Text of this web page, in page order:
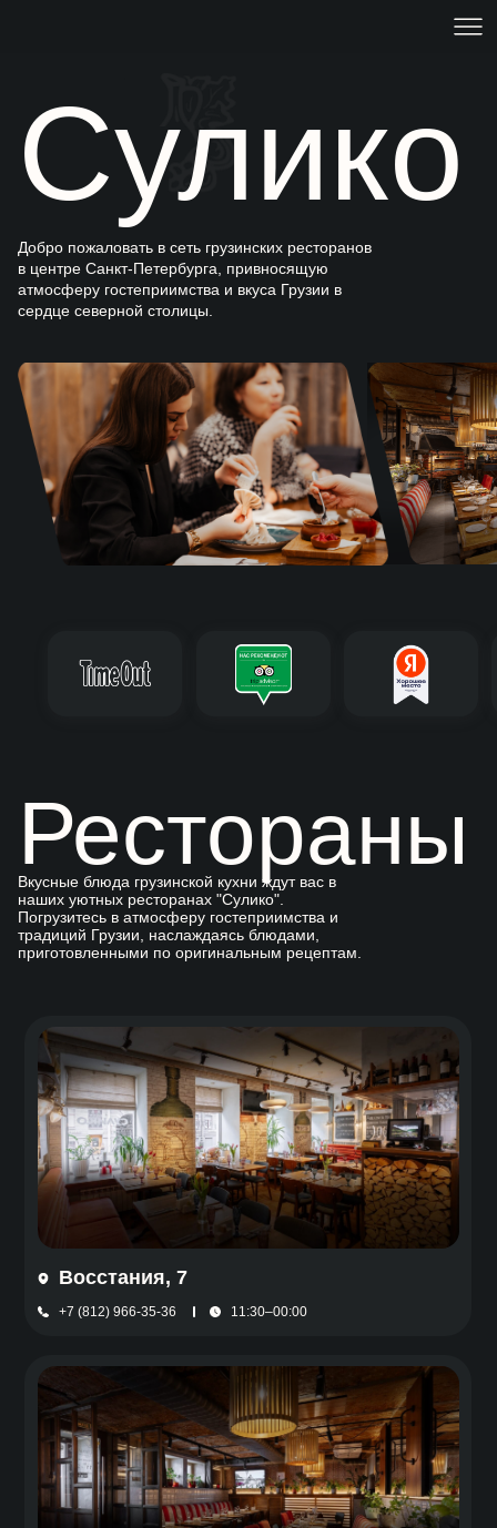
Сулико
Добро пожаловать в сеть грузинских ресторанов
в центре Санкт-Петербурга, привносящую
атмосферу гостеприимства и вкуса Грузии в
сердце северной столицы.
Рестораны
Вкусные блюда грузинской кухни ждут вас в
наших уютных ресторанах "Сулико".
Погрузитесь в атмосферу гостеприимства и
традиций Грузии, наслаждаясь блюдами,
приготовленными по оригинальным рецептам.
11:30–00:00
Восстания, 7
+7 (812) 966-35-36